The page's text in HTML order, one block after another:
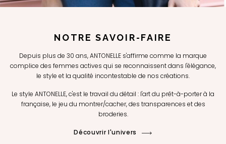
NOTRE SAVOIR-FAIRE
Depuis plus de 30 ans, ANTONELLE s'affirme comme la marque
complice des femmes actives qui se reconnaissent dans l'élégance,
le style et la qualité incontestable de nos créations.
Le style ANTONELLE, c'est le travail du détail : l'art du prêt-à-porter à la
française, le jeu du montrer/cacher, des transparences et des
broderies.
Découvrir l'univers